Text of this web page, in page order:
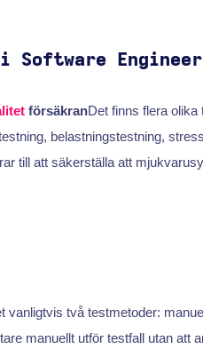
försäkranDet finns flera olika
belastningstestning,
till att säkerställa att
vanligtvis två testmetoder:
manuellt utför testfall utan att